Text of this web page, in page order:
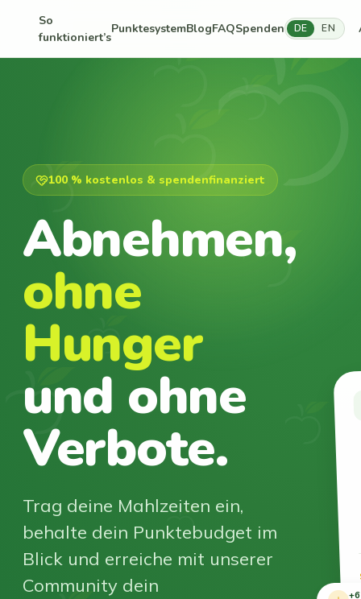
So
funktioniert’s
PunktesystemBlogFAQSpenden DE EN
100 % kostenlos & spendenfinanziert
Abnehmen,
ohne
Hunger
und ohne
Verbote.
Trag deine Mahlzeiten ein,
behalte dein Punktebudget im
Blick und erreiche mit unserer
Community dein